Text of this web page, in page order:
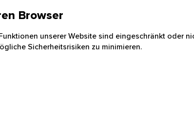
Browser
unserer Website sind eingeschränkt oder
Sicherheitsrisiken zu minimieren.